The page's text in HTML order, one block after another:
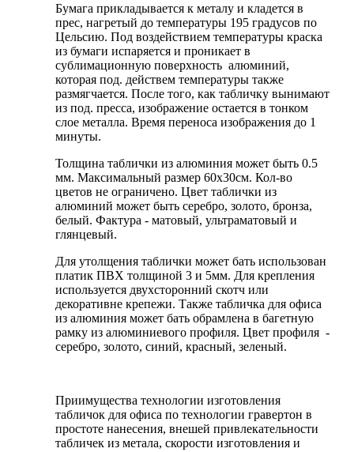
Бумага прикладывается к металу и кладется в
прес, нагретый до температуры 195 градусов по
Цельсию. Под воздействием температуры краска
из бумаги испаряется и проникает в
сублимационную поверхность алюминий,
которая под. действем температуры также
размягчается. После того, как табличку вынимают
из под. пресса, изображение остается в тонком
слое металла. Время переноса изображения до 1
минуты.
Толщина таблички из алюминия может быть 0.5
мм. Максимальный размер 60х30см. Кол-во
цветов не ограничено. Цвет таблички из
алюминий может быть серебро, золото, бронза,
белый. Фактура - матовый, ультраматовый и
глянцевый.
Для утолщения таблички может бать использован
платик ПВХ толщиной 3 и 5мм. Для крепления
используется двухсторонний скотч или
декоративне крепежи. Также табличка для офиса
из алюминия может бать обрамлена в багетную
рамку из алюминиевого профиля. Цвет профиля -
серебро, золото, синий, красный, зеленый.
Приимущества технологии изготовления
табличок для офиса по технологии гравертон в
простоте нанесения, внешей привлекательности
табличек из метала, скорости изготовления и